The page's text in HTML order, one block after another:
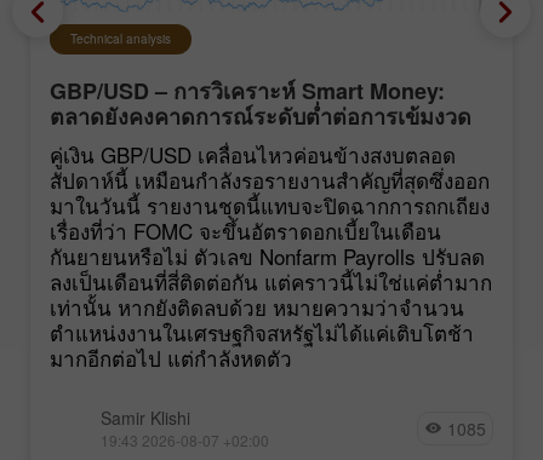
Technical analysis
GBP/USD – การวิเคราะห์ Smart Money:
ตลาดยังคงคาดการณ์ระดับต่ำต่อการเข้มงวด
นโยบายของ FOMC
คู่เงิน GBP/USD เคลื่อนไหวค่อนข้างสงบตลอด
สัปดาห์นี้ เหมือนกำลังรอรายงานสำคัญที่สุดซึ่งออก
มาในวันนี้ รายงานชุดนี้แทบจะปิดฉากการถกเถียง
เรื่องที่ว่า FOMC จะขึ้นอัตราดอกเบี้ยในเดือน
กันยายนหรือไม่ ตัวเลข Nonfarm Payrolls ปรับลด
ลงเป็นเดือนที่สี่ติดต่อกัน แต่คราวนี้ไม่ใช่แค่ต่ำมาก
เท่านั้น หากยังติดลบด้วย หมายความว่าจำนวน
ตำแหน่งงานในเศรษฐกิจสหรัฐไม่ได้แค่เติบโตช้า
มากอีกต่อไป แต่กำลังหดตัว
Samir Klishi
19:43 2026-08-07 +02:00 1085